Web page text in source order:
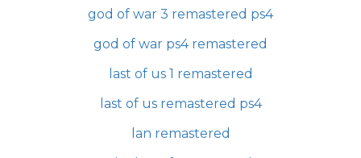
god of war 3 remastered ps4
god of war ps4 remastered
last of us 1 remastered
last of us remastered ps4
lan remastered